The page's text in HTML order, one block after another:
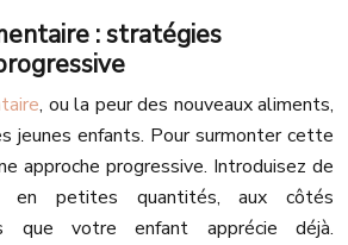
: stratégies
, ou la peur des nouveaux aliments,
jeunes enfants. Pour surmonter cette
approche progressive. Introduisez de
en petites quantités, aux côtés
que votre enfant apprécie déjà.